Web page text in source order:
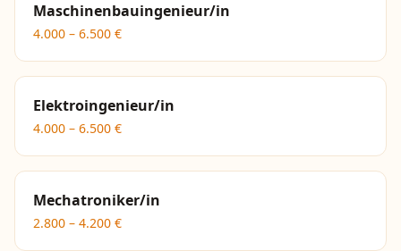
Maschinenbauingenieur/in
4.000 – 6.500 €
Elektroingenieur/in
4.000 – 6.500 €
Mechatroniker/in
2.800 – 4.200 €